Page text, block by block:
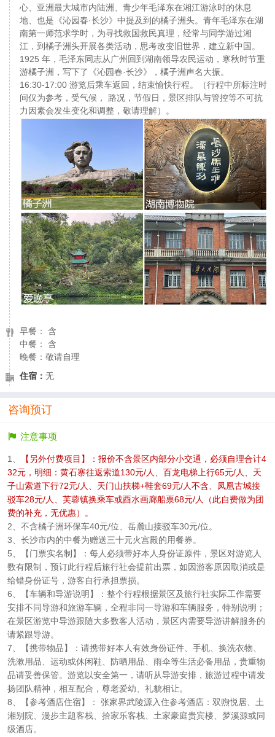
心、亚洲最大城市内陆洲、青少年毛泽东在湘江游泳时的休息
地、也是《沁园春·长沙》中提及到的橘子洲头。青年毛泽东在湖
南第一师范求学时，为寻找救国救民真理，经常与同学游过湘
江，到橘子洲头开展各类活动，思考改变旧世界，建立新中国。
1925 年，毛泽东同志从广州回到湖南领导农民运动，寒秋时节重
游橘子洲，写下了《沁园春·长沙》，橘子洲声名大振。
16:30-17:00 游览后乘车返回，结束愉快行程。（行程中所标注时
间仅为参考，受气候， 路况，节假日，景区排队与管控等不可抗
力因素会发生变化和调整，敬请理解）。
早餐： 含
中餐： 含
晚餐：敬请自理
住宿： 无
咨询预订
注意事项
1、
【另外付费项目】：报价不含景区内部分小交通，必须自理合计4
32元，明细：黄石寨往返索道130元/人、百龙电梯上行65元/人、天
子山索道下行72元/人、天门山扶梯+鞋套69元/人不含、凤凰古城接
驳车28元/人、芙蓉镇换乘车或酉水画廊船票68元/人（此自费做为团
费的补充，无优惠）。
2、不含橘子洲环保车40元/位、岳麓山接驳车30元/位。
3、长沙市内的中餐为赠送三十元火宫殿的用餐券。
5、【门票实名制】：每人必须带好本人身份证原件，景区对游览人
数有限制，预订此行程后旅行社会提前出票，如因游客原因取消或是
给错身份证号，游客自行承担票损。
6、【车辆和导游说明】：整个行程根据景区及旅行社实际工作需要
安排不同导游和旅游车辆，全程非同一导游和车辆服务，特别说明；
在景区游览中导游跟随大多数客人活动，景区内需要导游讲解服务的
请紧跟导游。
7、【携带物品】：请携带好本人有效身份证件、手机、换洗衣物、
洗漱用品、运动或休闲鞋、防晒用品、雨伞等生活必备用品，贵重物
品请妥善保管。游览以安全第一，请听从导游安排，旅游过程中请发
扬团队精神，相互配合，尊老爱幼、礼貌相让。
8、【参考酒店住宿】： 张家界武陵源入住参考酒店：双煦悦居、土
湘别院、漫步主題客栈、拾家乐客栈、土家豪庭贵宾楼、梦溪源或同
级酒店。